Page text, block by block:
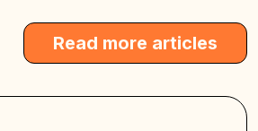
Read more articles